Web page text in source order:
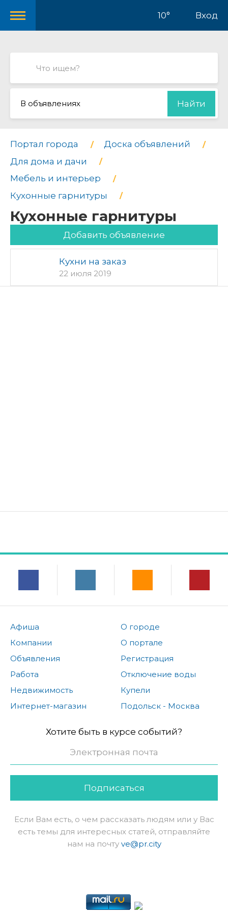
10° Вход
В объявлениях Найти
Портал города
Доска объявлений
Для дома и дачи
Мебель и интерьер
Кухонные гарнитуры
Кухонные гарнитуры
Добавить объявление
Кухни на заказ
22 июля 2019
Афиша
Компании
Объявления
Работа
Недвижимость
Интернет-магазин
О городе
О портале
Регистрация
Отключение воды
Купели
Подольск - Москва
Хотите быть в курсе событий?
Подписаться
Если Вам есть, о чем рассказать людям или у Вас
есть темы для интересных статей, отправляйте
нам на почту ve@pr.city